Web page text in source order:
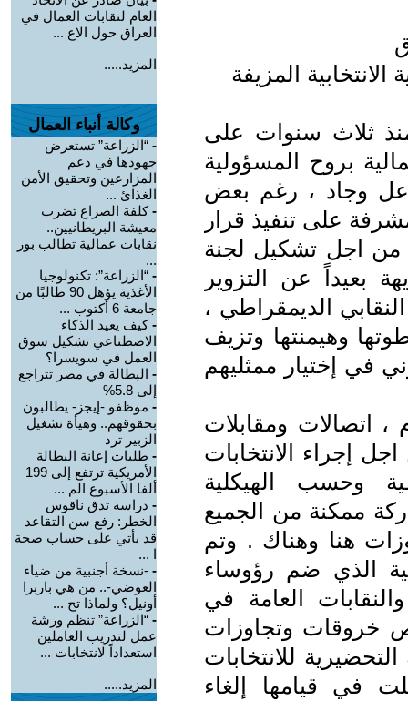
المزيفة
منذ ثلاث سنوات على
بروح المسؤولية
وجاد ، رغم بعض
على تنفيذ قرار
الحكم رقم ( 3 ) لسنة 2004 من اجل تشكيل لجنة
بعيداً عن التزوير
الديمقراطي ،
وهيمنتها وتزيف
في إختيار ممثليهم
، اتصالات ومقابلات
إجراء الانتخابات
وحسب الهيكلية
ممكنة من الجميع
هنا وهناك . وتم
الذي ضم رؤوساء
العامة في
الذي شخص خروقات وتجاوزات
للانتخابات
في قيامها إلغاء
العام لنقابات العمال في
العراق حول الاع ...
المزيد.....
وكالة أنباء العمال
- “الزراعة” تستعرض
جهودها في دعم
المزارعين وتحقيق الأمن
الغذائ ...
-كلفة الصراع تضرب
معيشة البريطانيين..
نقابات عمالية تطالب بور
...
- “الزراعة”: تكنولوجيا
الأغذية يؤهل 90 طالبًا من
جامعة 6 أكتوب ...
-كيف يعيد الذكاء
الاصطناعي تشكيل سوق
العمل في سويسرا؟
- البطالة في مصر تتراجع
إلى 5.8%
- موظفو -إيجز- يطالبون
بحقوقهم.. وهيأة تشغيل
الزبير ترد
- طلبات إعانة البطالة
الأمريكية ترتفع إلى 199
ألفا الأسبوع الم ...
- دراسة تدق ناقوس
الخطر: رفع سن التقاعد
قد يأتي على حساب صحة
ا ...
- -نسخة أجنبية من ضياء
العوضي-.. من هي باربرا
أونيل؟ ولماذا تح ...
- “الزراعة” تنظم ورشة
عمل لتدريب العاملين
استعداداً لانتخابات ...
المزيد.....